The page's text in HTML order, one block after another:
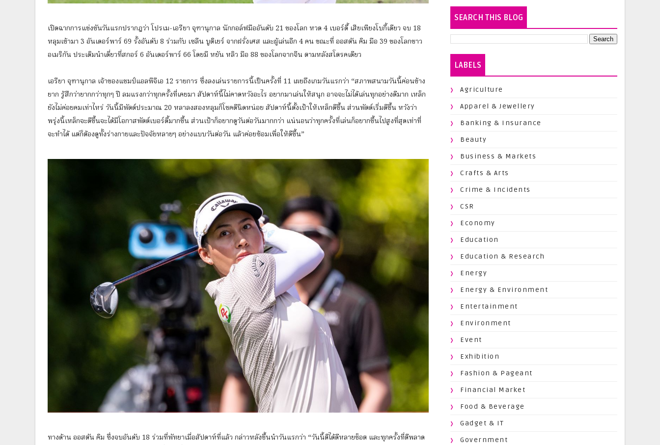
เปิดฉากการแข่งขันวันแรกปรากฎว่า โปรเม-เอรียา จุฑานุกาล นักกอล์ฟมืออันดับ 21 ของโลก หวด 4 เบอร์ดี้ เสียเพียงโบกี้เดียว จบ 18
หลุมเข้ามา 3 อันเดอร์พาร์ 69 รั้งอันดับ 8 ร่วมกับ เซลีน บูติเยร์ จากฝรั่งเศส และผู้เล่นอีก 4 คน ขณะที่ ออสตัน คิม มือ 39 ของโลกชาว
อเมริกัน ประเดิมนำเดี่ยวที่สกอร์ 6 อันเดอร์พาร์ 66 โดยมี หยัน หลิว มือ 88 ของโลกจากจีน ตามหลังสโตรคเดียว
เอรียา จุฑานุกาล เจ้าของแชมป์แอลพีจีเอ 12 รายการ ซึ่งลงเล่นรายการนี้เป็นครั้งที่ 11 เผยถึงเกมวันแรกว่า “สภาพสนามวันนี้ค่อนข้าง
ยาก รู้สึกว่ายากกว่าทุกๆ ปี ลมแรงกว่าทุกครั้งที่เคยมา สัปดาห์นี้ไม่คาดหวังอะไร อยากมาเล่นให้สนุก อาจจะไม่ได้เล่นทุกอย่างดีมาก เหล็ก
ยังไม่ค่อยคมเท่าไหร่ วันนี้มีพัตต์ประมาณ 20 หลาลงสองหลุมก็โชคดีนิดหน่อย สัปดาห์นี้ตั้งเป้าให้เหล็กดีขึ้น ส่วนพัตต์เริ่มดีขึ้น หวังว่า
พรุ่งนี้เหล็กจะดีขึ้นจะได้มีโอกาสพัตต์เบอร์ดี้มากขึ้น ส่วนเป้าก็อยากดูวันต่อวันมากกว่า แน่นอนว่าทุกครั้งที่เล่นก็อยากขึ้นไปสูงที่สุดเท่าที่
จะทำได้ แต่ก็ต้องดูทั้งร่างกายและปัจจัยหลายๆ อย่างแบบวันต่อวัน แล้วค่อยซ้อมเพื่อให้ดีขึ้น”
ทางด้าน ออสตัน คิม ซึ่งจบอันดับ 18 ร่วมที่พัทยาเมื่อสัปดาห์ที่แล้ว กล่าวหลังขึ้นนำวันแรกว่า “วันนี้ตีได้ดีหลายช็อต และทุกครั้งที่ตีพลาด
SEARCH THIS BLOG
LABELS
Agriculture
Apparel & Jewellery
Banking & Insurance
Beauty
Business & Markets
Crafts & Arts
Crime & Incidents
CSR
Economy
Education
Education & Research
Energy
Energy & Environment
Entertainment
Environment
Event
Exhibition
Fashion & Pageant
Financial Market
Food & Beverage
Gadget & IT
Government